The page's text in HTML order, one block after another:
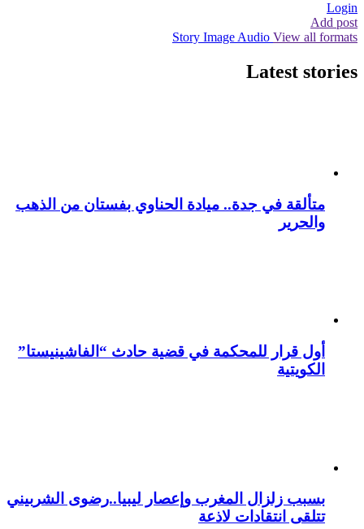
Login
Add post
Story Image Audio View all formats
Latest stories
متألقة في جدة.. ميادة الحناوي بفستان من الذهب
والحرير
أول قرار للمحكمة في قضية حادث “الفاشينيستا”
الكويتية
بسبب زلزال المغرب وإعصار ليبيا..رضوى الشربيني
تتلقى انتقادات لاذعة